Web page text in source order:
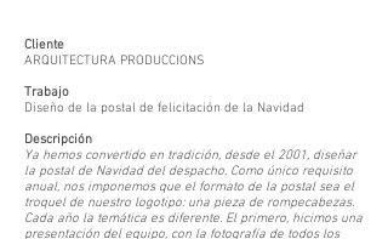
Cliente
ARQUITECTURA PRODUCCIONS
Trabajo
Diseño de la postal de felicitación de la Navidad
Descripción
Ya hemos convertido en tradición, desde el 2001, diseñar
la postal de Navidad del despacho. Como único requisito
anual, nos imponemos que el formato de la postal sea el
troquel de nuestro logotipo: una pieza de rompecabezas.
Cada año la temática es diferente. El primero, hicimos una
presentación del equipo, con la fotografía de todos los